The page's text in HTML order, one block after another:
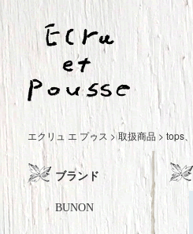
エクリュ エ プゥス >取扱商品 > tops
ブランド
BUNON